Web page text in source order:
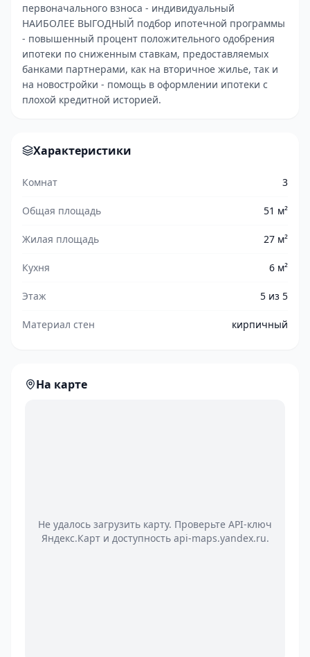
первоначального взноса - индивидуальный
НАИБОЛЕЕ ВЫГОДНЫЙ подбор ипотечной программы
- повышенный процент положительного одобрения
ипотеки по сниженным ставкам, предоставляемых
банками партнерами, как на вторичное жилье, так и
на новостройки - помощь в оформлении ипотеки с
плохой кредитной историей.
Характеристики
Комнат 3
Общая площадь 51 м²
Жилая площадь 27 м²
Кухня 6 м²
Этаж 5 из 5
Материал стен кирпичный
На карте
Не удалось загрузить карту. Проверьте API-ключ
Яндекс.Карт и доступность api-maps.yandex.ru.